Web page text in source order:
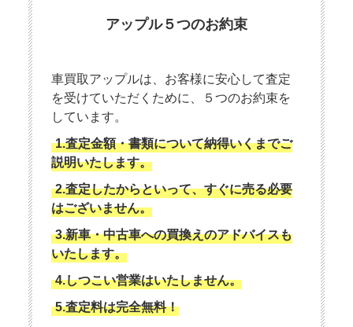
アップル５つのお約束
車買取アップルは、お客様に安心して査定
を受けていただくために、５つのお約束を
しています。
1.査定金額・書類について納得いくまでご
説明いたします。
2.査定したからといって、すぐに売る必要
はございません。
3.新車・中古車への買換えのアドバイスも
いたします。
4.しつこい営業はいたしません。
5.査定料は完全無料！